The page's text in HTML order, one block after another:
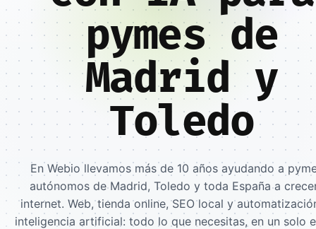
pymes de
Madrid y
Toledo
En Webio llevamos más de 10 años ayudando a
autónomos de Madrid, Toledo y toda España a
internet. Web, tienda online, SEO local y
inteligencia artificial: todo lo que necesitas, en un solo